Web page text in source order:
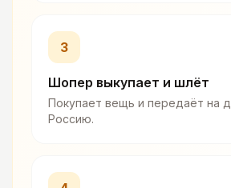
3
Шопер выкупает и шлёт
Покупает вещь и передаёт на
Россию.